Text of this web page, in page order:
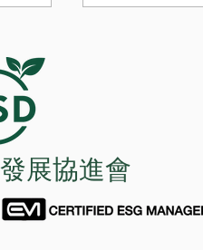
會
協
2026年7月
Hong Kong
展協進會